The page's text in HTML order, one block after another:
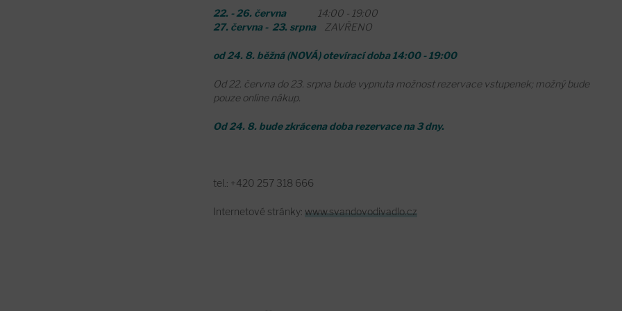
22. - 26. června14:00 - 19:00
27. června - 23. srpnaZAVŘENO
od 24. 8. běžná (NOVÁ) otevírací doba 14:00 - 19:00
Od 22. června do 23. srpna bude vypnuta možnost rezervace vstupenek; možný bude
pouze online nákup.
Od 24. 8. bude zkrácena doba rezervace na 3 dny.
tel.: +420 257 318 666
Internetové stránky: www.svandovodivadlo.cz